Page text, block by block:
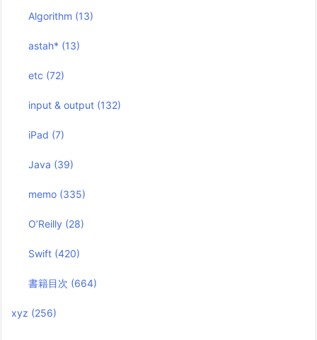
Algorithm (13)
astah* (13)
etc (72)
input & output (132)
iPad (7)
Java (39)
memo (335)
O’Reilly (28)
Swift (420)
書籍目次 (664)
xyz (256)